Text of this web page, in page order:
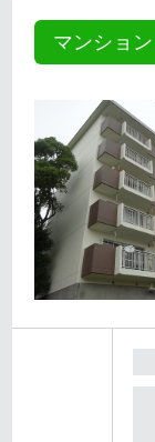
マンション